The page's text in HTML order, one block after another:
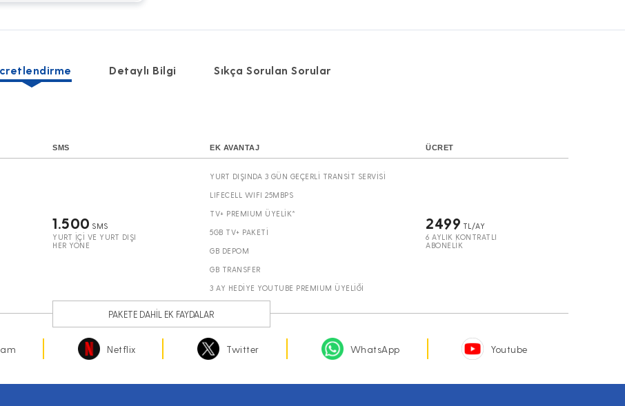
Detaylı Bilgi Sıkça Sorulan Sorular
SMS EK AVANTAJ ÜCRET
1.500 SMS
YURT İÇİ VE YURT DIŞI
HER YÖNE
YURT DIŞINDA 3 GÜN GEÇERLİ TRANSİT SERVİSİ
LIFECELL WIFI 25MBPS
TV+ PREMIUM ÜYELİK*
5GB TV+ PAKETİ
GB DEPOM
GB TRANSFER
3 AY HEDİYE YOUTUBE PREMIUM ÜYELİĞİ
2499 TL/AY
6 AYLIK KONTRATLI
ABONELİK
PAKETE DAHİL EK FAYDALAR
Netflix Twitter WhatsApp Youtube